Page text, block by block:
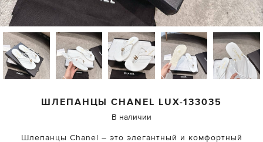
ШЛЕПАНЦЫCHANEL LUX-133035
В наличии
Шлепанцы Chanel – это элегантный и комфортный